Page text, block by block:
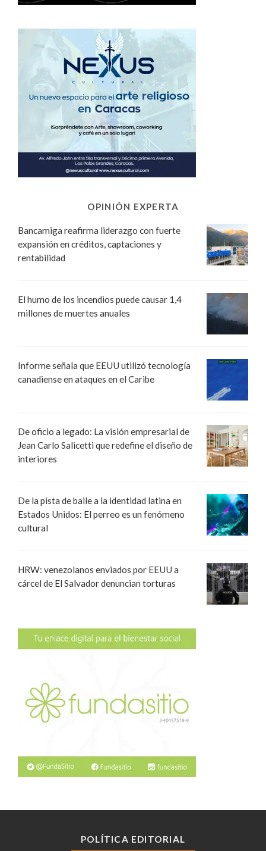
OPINIÓN EXPERTA
Bancamiga reafirma liderazgo con fuerte
expansión en créditos, captaciones y
rentabilidad
El humo de los incendios puede causar 1,4
millones de muertes anuales
Informe señala que EEUU utilizó tecnología
canadiense en ataques en el Caribe
De oficio a legado: La visión empresarial de
Jean Carlo Salicetti que redefine el diseño de
interiores
De la pista de baile a la identidad latina en
Estados Unidos: El perreo es un fenómeno
cultural
HRW: venezolanos enviados por EEUU a
cárcel de El Salvador denuncian torturas
POLÍTICA EDITORIAL